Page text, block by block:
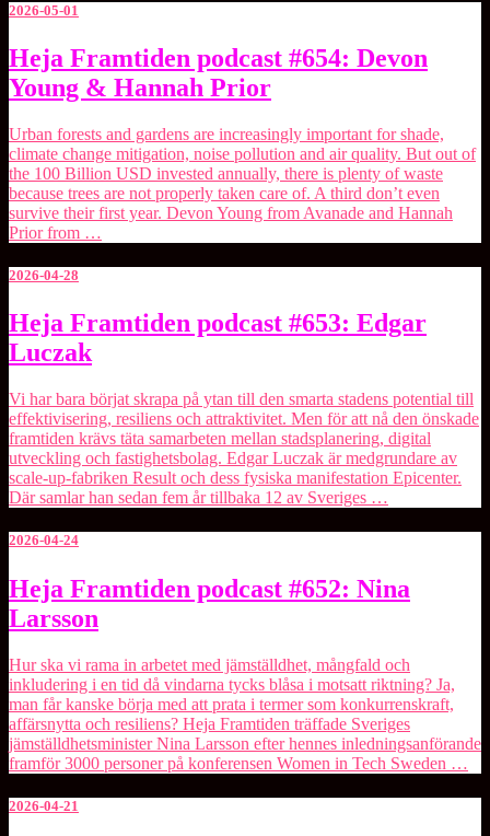
2026-05-01
Heja
Framtiden
podcast
Devon
Young
&
Hannah
Prior
Heja Framtiden podcast #654: Devon
Young & Hannah Prior
Urban forests and gardens are increasingly important for shade,
climate change mitigation, noise pollution and air quality. But out of
the 100 Billion USD invested annually, there is plenty of waste
because trees are not properly taken care of. A third don’t even
survive their first year. ⁠Devon Young⁠ from Avanade and ⁠Hannah
Prior⁠ from …
2026-04-28
Heja
Framtiden
podcast
Edgar
Luczak
Heja Framtiden podcast #653: Edgar
Luczak
Vi har bara börjat skrapa på ytan till den smarta stadens potential till
effektivisering, resiliens och attraktivitet. Men för att nå den önskade
framtiden krävs täta samarbeten mellan stadsplanering, digital
utveckling och fastighetsbolag. Edgar Luczak är medgrundare av
scale-up-fabriken Result och dess fysiska manifestation ⁠Epicenter⁠.
Där samlar han sedan fem år tillbaka 12 av Sveriges …
2026-04-24
Heja
Framtiden
podcast
Nina
Larsson
Heja Framtiden podcast #652: Nina
Larsson
Hur ska vi rama in arbetet med jämställdhet, mångfald och
inkludering i en tid då vindarna tycks blåsa i motsatt riktning? Ja,
man får kanske börja med att prata i termer som konkurrenskraft,
affärsnytta och resiliens? Heja Framtiden träffade Sveriges
jämställdhetsminister Nina Larsson efter hennes inledningsanförande
framför 3000 personer på konferensen Women in Tech Sweden …
2026-04-21